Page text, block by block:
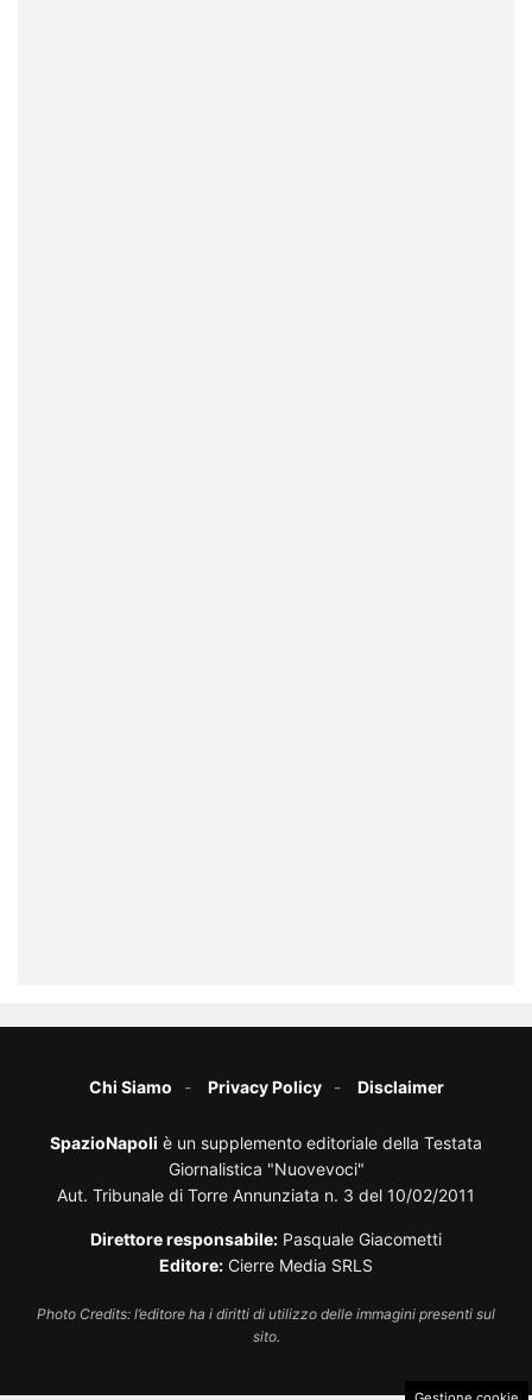
Chi Siamo Privacy Policy Disclaimer
SpazioNapoli è un supplemento editoriale della Testata
Giornalistica "Nuovevoci"
Aut. Tribunale di Torre Annunziata n. 3 del 10/02/2011
Direttore responsabile: Pasquale Giacometti
Editore: Cierre Media SRLS
Photo Credits: l’editore ha i diritti di utilizzo delle immagini presenti sul
sito.